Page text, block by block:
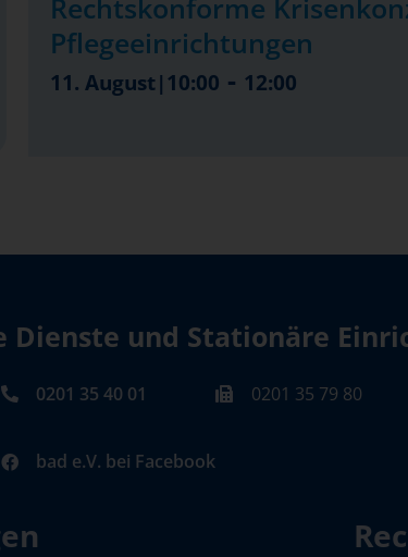
Rechtskonforme
Pflegeeinrichtungen
11. August|10:00 - 12:00
und Stationäre
0201 35 40 01 0201 35 79 80
bad e.V. bei Facebook